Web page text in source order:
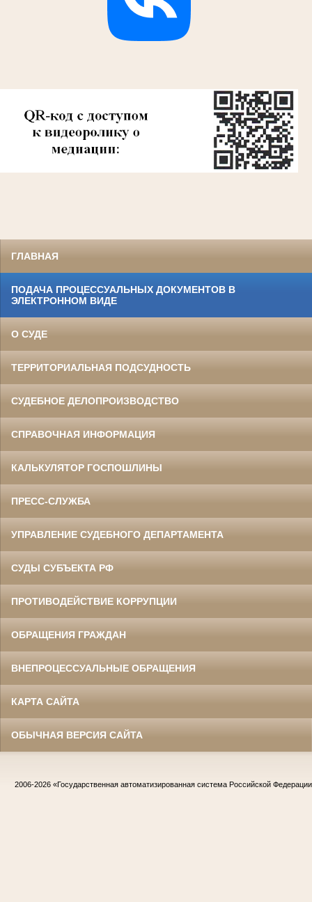
ГЛАВНАЯ
ПОДАЧА ПРОЦЕССУАЛЬНЫХ ДОКУМЕНТОВ В
ЭЛЕКТРОННОМ ВИДЕ
О СУДЕ
ТЕРРИТОРИАЛЬНАЯ ПОДСУДНОСТЬ
СУДЕБНОЕ ДЕЛОПРОИЗВОДСТВО
СПРАВОЧНАЯ ИНФОРМАЦИЯ
КАЛЬКУЛЯТОР ГОСПОШЛИНЫ
ПРЕСС-СЛУЖБА
УПРАВЛЕНИЕ СУДЕБНОГО ДЕПАРТАМЕНТА
СУДЫ СУБЪЕКТА РФ
ПРОТИВОДЕЙСТВИЕ КОРРУПЦИИ
ОБРАЩЕНИЯ ГРАЖДАН
ВНЕПРОЦЕССУАЛЬНЫЕ ОБРАЩЕНИЯ
КАРТА САЙТА
ОБЫЧНАЯ ВЕРСИЯ САЙТА
2006-2026 «Государственная автоматизированная система Российской